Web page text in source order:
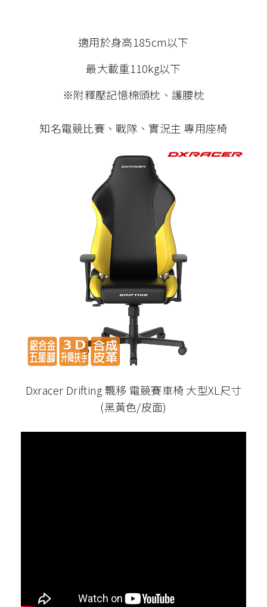
適用於身高185cm以下
最大載重110kg以下
※附釋壓記憶棉頭枕、護腰枕
知名電競比賽、戰隊、實況主 專用座椅
Dxracer Drifting 飄移 電競賽車椅 大型XL尺寸
(黑黃色/皮面)